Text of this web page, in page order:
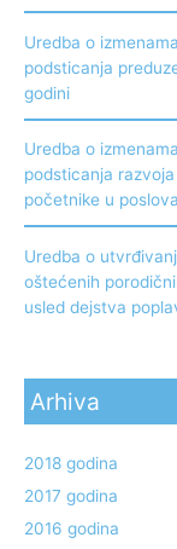
Uredba o
podsticanja
godini
Uredba o
podsticanja
početnike u
Uredba o
oštećenih
usled dejstva
Arhiva
2018 godina
2017 godina
2016 godina